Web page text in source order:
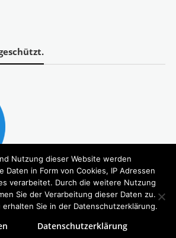
Shop . Alle Rechte vorbehalten. Theme:eStorevon ThemeGrill.
Nutzung dieser Website werden
Daten in Form von Cookies, IP Adressen
verarbeitet. Durch die weitere Nutzung
Sie der Verarbeitung dieser Daten zu.
erhalten Sie in der Datenschutzerklärung.
Datenschutzerklärung